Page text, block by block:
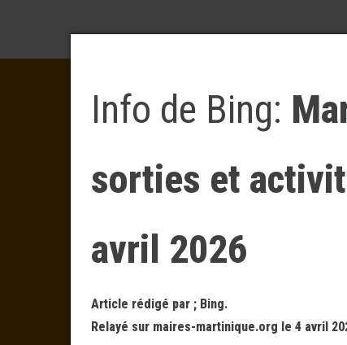
Info de Bing:
sorties et
avril 2026
Article rédigé par ; Bing.
Relayé sur maires-martinique.org le 4 avril